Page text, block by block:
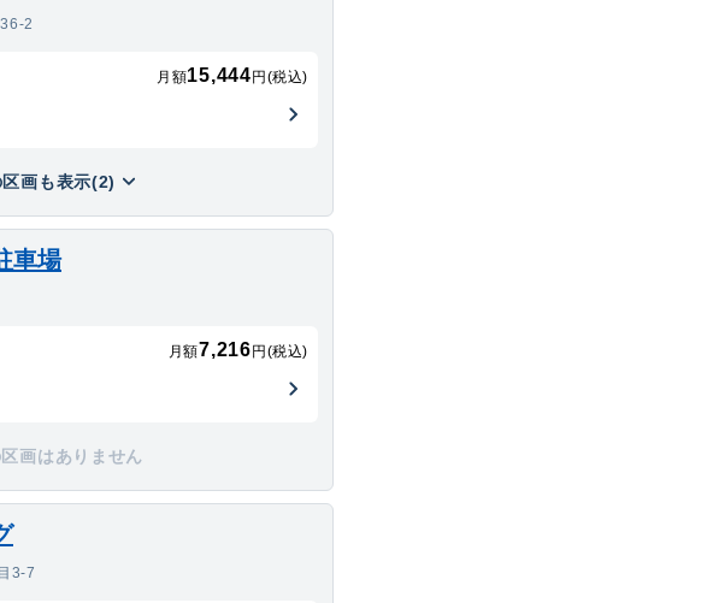
2
月額15,444 円(税込)
画も表示(2)
車場
月額7,216 円(税込)
画はありません
3-7